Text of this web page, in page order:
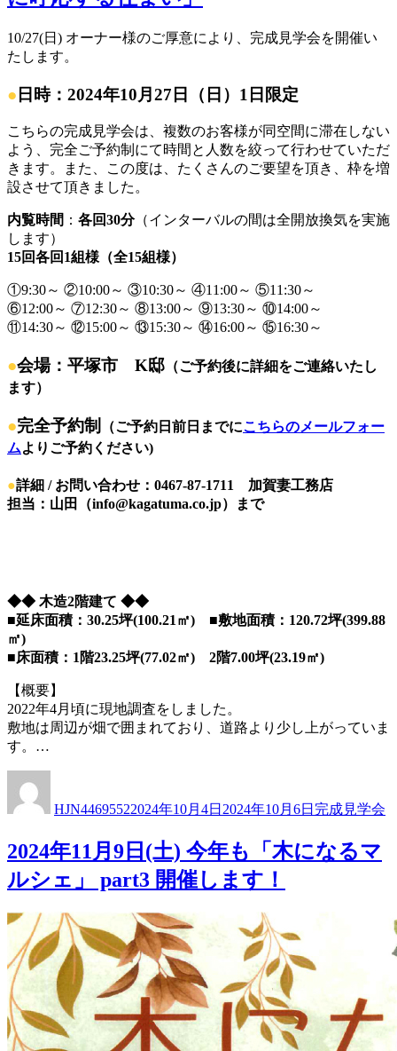
10/27(日) オーナー様のご厚意により、完成見学会を開催い
たします。
● 日時：2024年10月27日（日）1日限定
こちらの完成見学会は、複数のお客様が同空間に滞在しない
よう、完全ご予約制にて時間と人数を絞って行わせていただ
きます。また、この度は、たくさんのご要望を頂き、枠を増
設させて頂きました。
内覧時間 ： 各回30分（インターバルの間は全開放換気を実施
します）
15回各回1組様（全15組様）
①9:30～ ②10:00～ ③10:30～ ④11:00～ ⑤11:30～
⑥12:00～ ⑦12:30～ ⑧13:00～ ⑨13:30～ ⑩14:00～
⑪14:30～ ⑫15:00～ ⑬15:30～ ⑭16:00～ ⑮16:30～
●会場：平塚市 K邸 （ご予約後に詳細をご連絡いたし
ます）
●完全予約制 （ご予約日前日までにこちらのメールフォー
ムよりご予約ください)
●詳細 / お問い合わせ：0467-87-1711 加賀妻工務店
担当：山田（info@kagatuma.co.jp）まで
◆◆ 木造2階建て ◆◆
■延床面積：30.25坪(100.21㎡) ■敷地面積：120.72坪(399.88
㎡)
■床面積：1階23.25坪(77.02㎡) 2階7.00坪(23.19㎡)
【概要】
2022年4月頃に現地調査をしました。
敷地は周辺が畑で囲まれており、道路より少し上がっていま
す。…
者
HJN4469552日:
2024年10月4日 2024年10月6日ゴ
ー
完成見学会
2024年11月9日(土) 今年も「木になるマ
ルシェ」 part3 開催します！